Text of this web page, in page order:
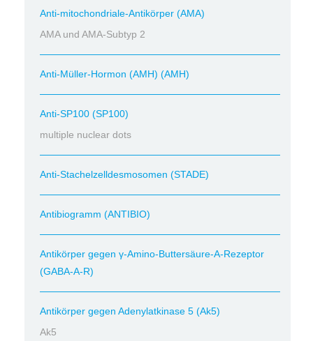
Anti-mitochondriale-Antikörper (AMA)
AMA und AMA-Subtyp 2
Anti-Müller-Hormon (AMH) (AMH)
Anti-SP100 (SP100)
multiple nuclear dots
Anti-Stachelzelldesmosomen (STADE)
Antibiogramm (ANTIBIO)
Antikörper gegen γ-Amino-Buttersäure-A-Rezeptor
(GABA-A-R)
Antikörper gegen Adenylatkinase 5 (Ak5)
Ak5